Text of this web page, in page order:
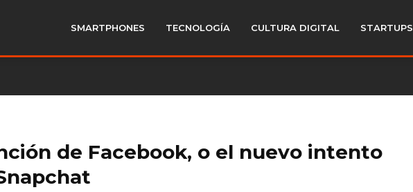
SMARTPHONES TECNOLOGÍA CULTURA DIGITAL STARTUPS
de Facebook, o el nuevo intento